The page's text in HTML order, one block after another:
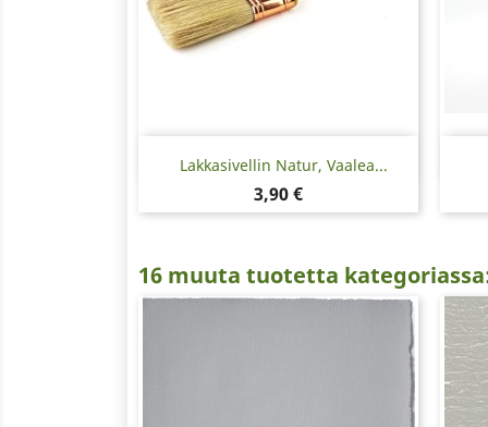
Lakkasivellin Natur, Vaalea...
Hinta
3,90 €
Pikakatselu
16 muuta tuotetta